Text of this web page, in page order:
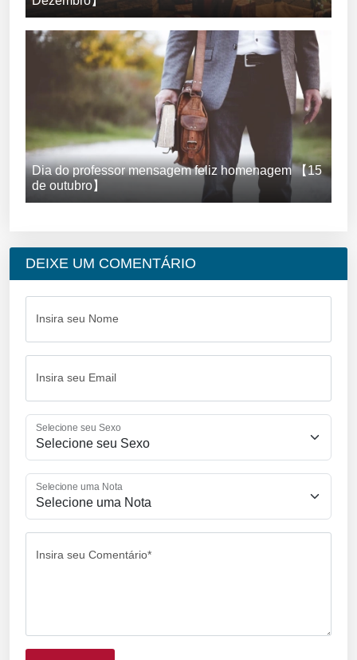
Dia do professor mensagem feliz homenagem 【15
de outubro】
DEIXE UM COMENTÁRIO
Insira seu Nome
Insira seu Email
Selecione seu Sexo
Selecione uma Nota
Insira seu Comentário*